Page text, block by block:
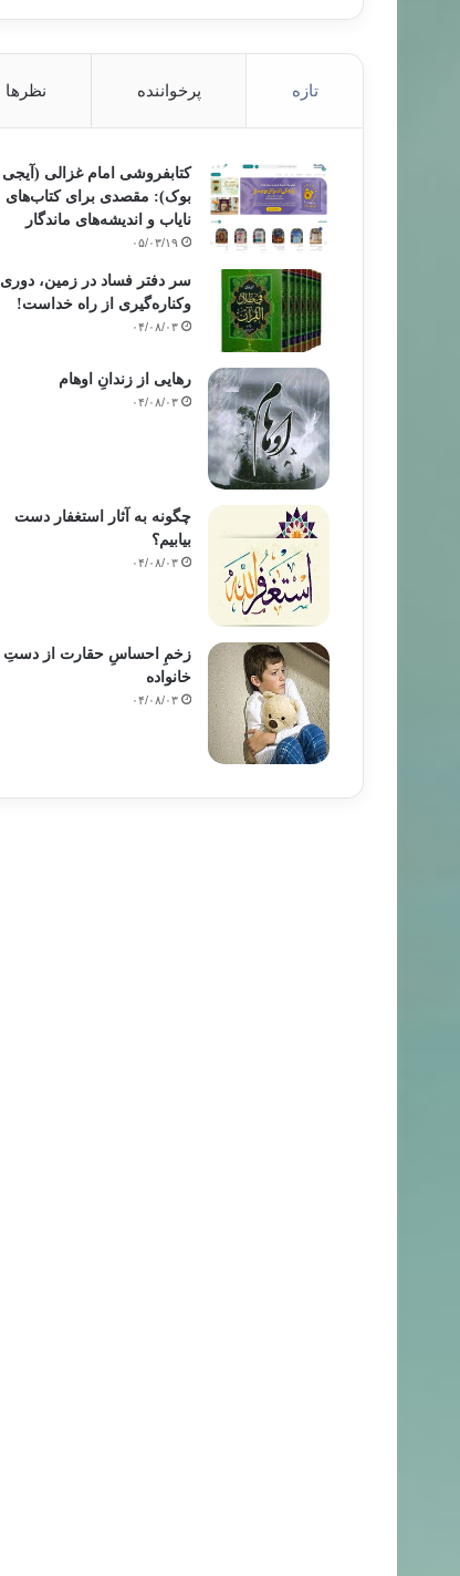
تازه پرخواننده نظرها
کتابفروشی امام غزالی (آیجی
بوک): مقصدی برای کتاب‌های
نایاب و اندیشه‌های ماندگار
۰۵/۰۳/۱۹
سر دفتر فساد در زمین‌، دوری
وکناره‌گیری از راه خداست‌!
۰۴/۰۸/۰۳
رهایی از زندانِ اوهام
۰۴/۰۸/۰۳
چگونه به آثار استغفار دست
بیابیم؟
۰۴/۰۸/۰۳
زخمِ احساسِ حقارت از دستِ
خانواده
۰۴/۰۸/۰۳